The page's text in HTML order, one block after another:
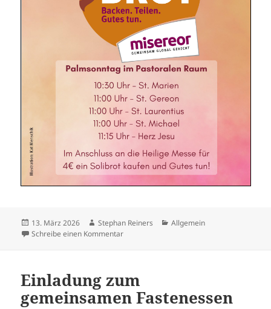
Veröffentlicht
am
13. März 2026 Autor
Stephan Reiners Kategorien
Allgemein
Schreibe einen Kommentarzu Solibrotaktion 2026
Einladung zum
gemeinsamen Fastenessen